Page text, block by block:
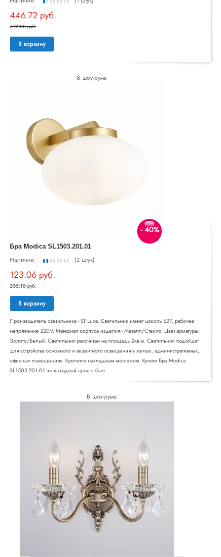
446.72 руб.
612.00 руб.
В корзину
В шоу-руме
- 40%
Бра Modica SL1503.201.01
Наличие: (2 штук)
123.06 руб.
205.10 руб.
В корзину
Производитель светильника - ST Luce. Светильник имеет цоколь E27, рабочее
напряжение 220V. Материал корпуса изделия - Металл/Стекло. Цвет арматуры:
Золото/Белый. Светильник рассчитан на площадь 2кв.м. Светильник подойдет
для устройства основного и акцентного освещения в жилых, административных,
офисных помещениях. Крепится накладным монтажом. Купите Бра Modica
SL1503.201.01 по выгодной цене с быст..
В шоу-руме